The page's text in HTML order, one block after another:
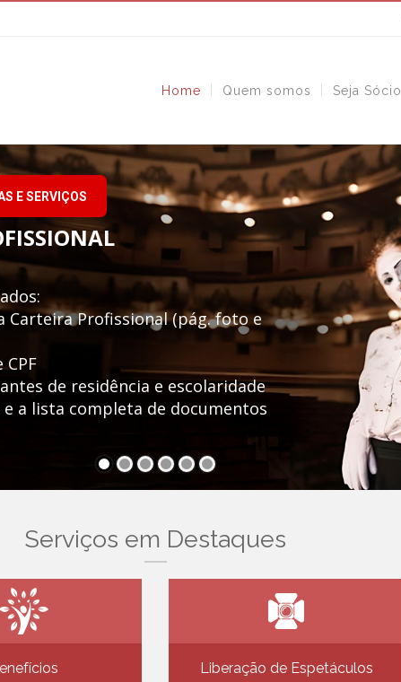
Home Quem somos Seja Sócio
Carteira Profissional (pág. foto e
de residência e escolaridade
e a lista completa de documentos
E SERVIÇOS
Serviços em Destaques
Liberação de Espetáculos